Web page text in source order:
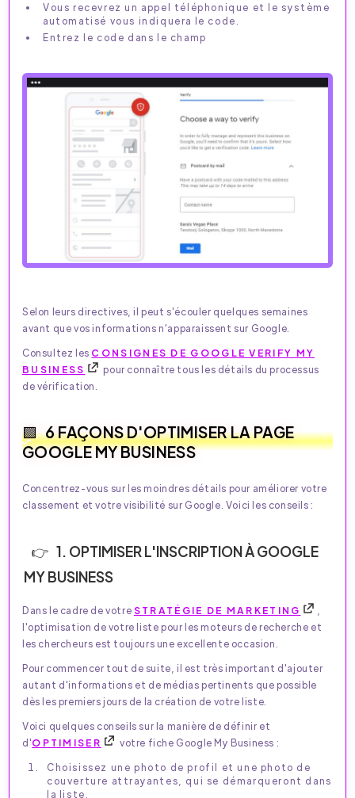
Vous recevrez un appel téléphonique et le système
automatisé vous indiquera le code.
Entrez le code dans le champ
Selon leurs directives, il peut s'écouler quelques semaines
avant que vos informations n'apparaissent sur Google.
Consultez les CONSIGNES DE GOOGLE VERIFY MY
BUSINESS
pour connaître tous les détails du processus
de vérification.
6 FAÇONS D'OPTIMISER LA PAGE
GOOGLE MY BUSINESS
Concentrez-vous sur les moindres détails pour améliorer votre
classement et votre visibilité sur Google. Voici les conseils :
1. OPTIMISER L'INSCRIPTION À GOOGLE
MY BUSINESS
Dans le cadre de votreSTRATÉGIE DE MARKETING
l'optimisation de votre liste pour les moteurs de recherche et
les chercheurs est toujours une excellente occasion.
Pour commencer tout de suite, il est très important d'ajouter
autant d'informations et de médias pertinents que possible
dès les premiers jours de la création de votre liste.
Voici quelques conseils sur la manière de définir et
d'OPTIMISER
votre fiche Google My Business :
Choisissez une photo de profil et une photo de
couverture attrayantes, qui se démarqueront dans
la liste.